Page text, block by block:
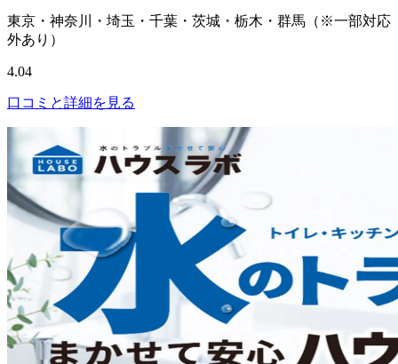
東京・神奈川・埼玉・千葉・茨城・栃木・群馬（※一部対応
外あり）
4.04
口コミと詳細を見る